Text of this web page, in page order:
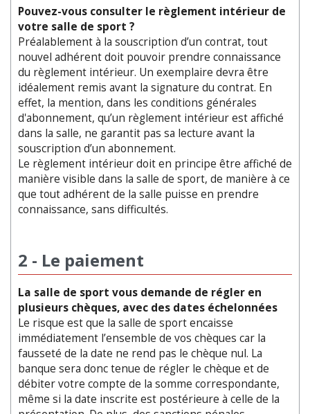
Pouvez-vous consulter le règlement intérieur de
votre salle de sport ?
Préalablement à la souscription d’un contrat, tout
nouvel adhérent doit pouvoir prendre connaissance
du règlement intérieur. Un exemplaire devra être
idéalement remis avant la signature du contrat. En
effet, la mention, dans les conditions générales
d'abonnement, qu’un règlement intérieur est affiché
dans la salle, ne garantit pas sa lecture avant la
souscription d’un abonnement.
Le règlement intérieur doit en principe être affiché de
manière visible dans la salle de sport, de manière à ce
que tout adhérent de la salle puisse en prendre
connaissance, sans difficultés.
2 - Le paiement
La salle de sport vous demande de régler en
plusieurs chèques, avec des dates échelonnées
Le risque est que la salle de sport encaisse
immédiatement l’ensemble de vos chèques car la
fausseté de la date ne rend pas le chèque nul. La
banque sera donc tenue de régler le chèque et de
débiter votre compte de la somme correspondante,
même si la date inscrite est postérieure à celle de la